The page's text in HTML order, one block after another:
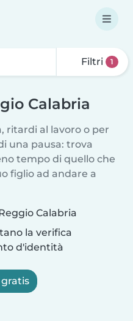
Filtri 1
Calabria
ritardi al lavoro o per
una pausa: trova
tempo di quello che
figlio ad andare a
Calabria
la verifica
d'identità